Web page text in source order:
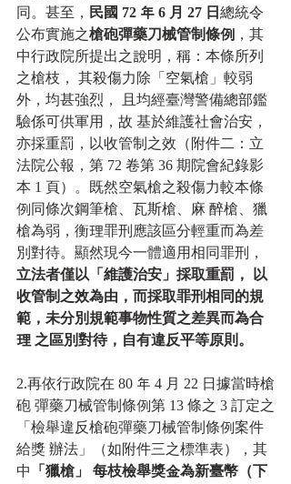
同。甚至， 民國 72 年 6 月 27 日 總統令
公布實施之槍砲彈藥刀械管制條例 ，其
中行政院所提出之說明，稱：本條所列
之槍枝， 其殺傷力除「空氣槍」較弱
外，均甚強烈， 且均經臺灣警備總部鑑
驗係可供軍用，故 基於維護社會治安，
亦採重罰，以收管制之效（附件二：立
法院公報，第 72 卷第 36 期院會紀錄影
本 1 頁）。既然空氣槍之殺傷力較本條
例同條次鋼筆槍、瓦斯槍、麻 醉槍、獵
槍為弱，衡理罪刑應該區分輕重而為差
別對待。顯然現今一體適用相同罪刑，
立法者僅以「維護治安」採取重罰， 以
收管制之效為由，而採取罪刑相同的規
範，未分別規範事物性質之差異而為合
理 之區別對待，自有違反平等原則。
2.再依行政院在 80 年 4 月 22 日據當時槍
砲 彈藥刀械管制條例第 13 條之 3 訂定之
「檢舉違反槍砲彈藥刀械管制條例案件
給獎 辦法」（如附件三之標準表），其
中
「獵槍」 每枝檢舉獎金為新臺幣（下